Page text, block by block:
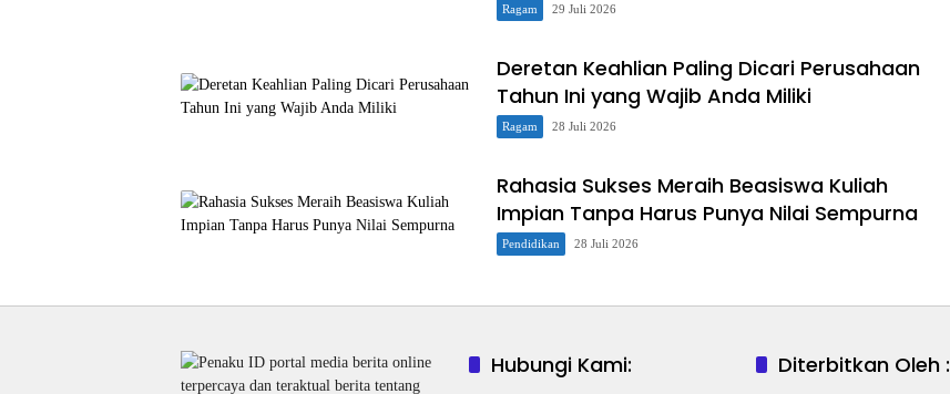
Ragam 29 Juli 2026
Deretan Keahlian Paling Dicari Perusahaan
Tahun Ini yang Wajib Anda Miliki
Ragam 28 Juli 2026
Rahasia Sukses Meraih Beasiswa Kuliah
Impian Tanpa Harus Punya Nilai Sempurna
Pendidikan 28 Juli 2026
Hubungi Kami: Diterbitkan Oleh :